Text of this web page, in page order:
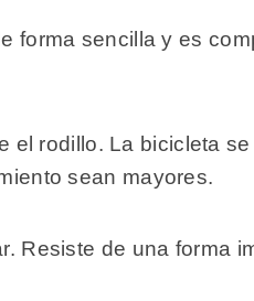
forma sencilla y es
el rodillo. La bicicleta
sean mayores.
Resiste de una forma